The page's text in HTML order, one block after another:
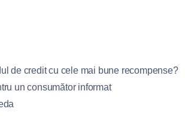
de credit cu cele mai bune recompense?
un consumător informat